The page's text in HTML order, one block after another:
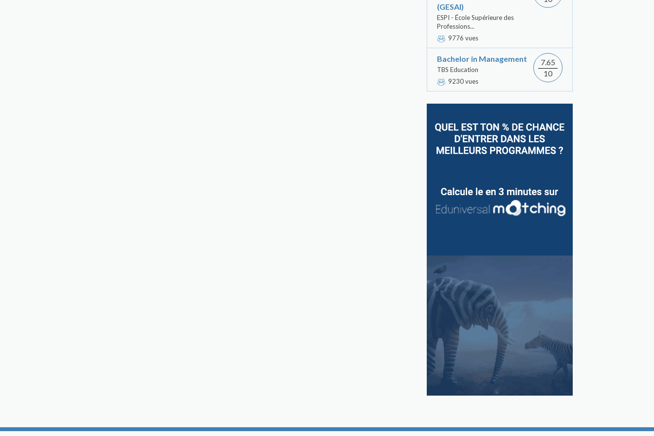
(GESAI)
ESPI - École Supérieure des
Professions...
9776 vues
Bachelor in Management
TBS Education
9230 vues
7.65
10